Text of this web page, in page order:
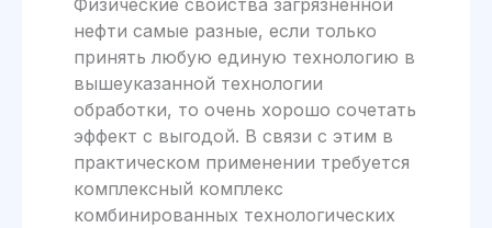
нефти самые разные, если только
принять любую единую технологию в
вышеуказанной технологии
обработки, то очень хорошо сочетать
эффект с выгодой. В связи с этим в
практическом применении требуется
комплексный комплекс
комбинированных технологических